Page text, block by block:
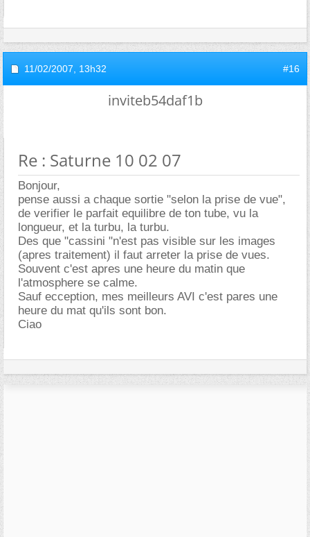
11/02/2007, 13h32 #16
inviteb54daf1b
Re : Saturne 10 02 07
Bonjour,
pense aussi a chaque sortie "selon la prise de vue",
de verifier le parfait equilibre de ton tube, vu la
longueur, et la turbu, la turbu.
Des que "cassini "n'est pas visible sur les images
(apres traitement) il faut arreter la prise de vues.
Souvent c'est apres une heure du matin que
l'atmosphere se calme.
Sauf ecception, mes meilleurs AVI c'est pares une
heure du mat qu'ils sont bon.
Ciao